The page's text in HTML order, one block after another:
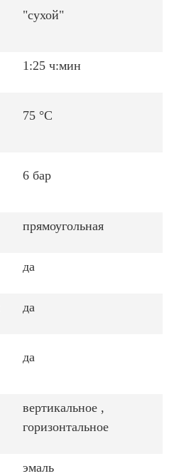
"сухой"
1:25 ч:мин
75 °C
6 бар
прямоугольная
да
да
да
вертикальное ,
горизонтальное
эмаль